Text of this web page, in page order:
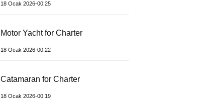
18 Ocak 2026-00:25
Motor Yacht for Charter
18 Ocak 2026-00:22
Catamaran for Charter
18 Ocak 2026-00:19